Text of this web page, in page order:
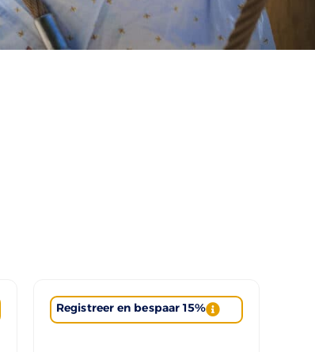
Registreer en bespaar 15%